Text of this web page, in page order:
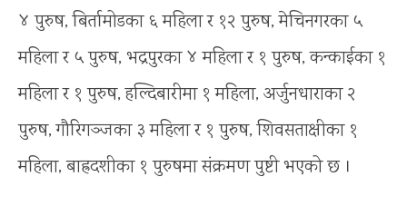
४ पुरुष, बिर्तामोडका ६ महिला र १२ पुरुष, मेचिनगरका ५
महिला र ५ पुरुष, भद्रपुरका ४ महिला र १ पुरुष, कन्काईका १
महिला र १ पुरुष, हल्दिबारीमा १ महिला, अर्जुनधाराका २
पुरुष, गौरिगञ्जका ३ महिला र १ पुरुष, शिवसताक्षीका १
महिला, बाह्रदशीका १ पुरुषमा संक्रमण पुष्टी भएको छ ।